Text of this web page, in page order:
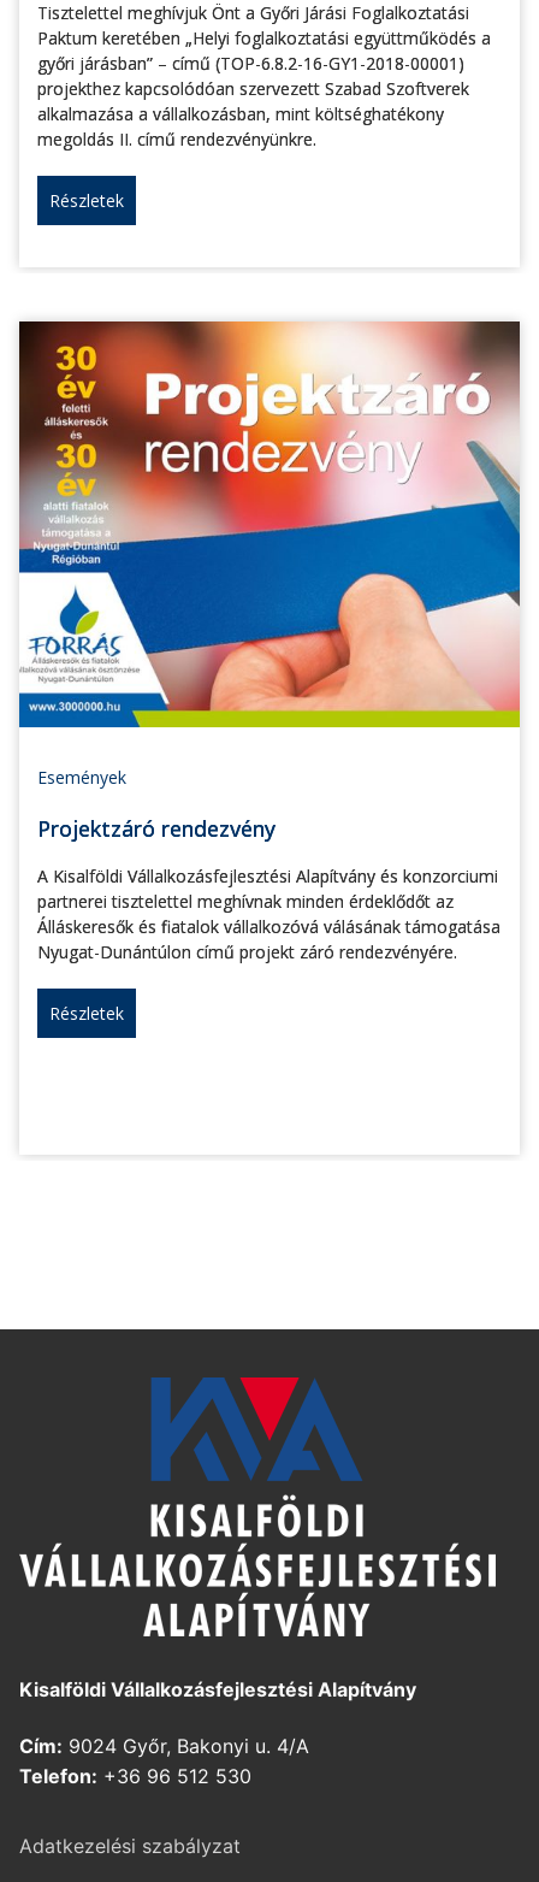
Tisztelettel meghívjuk Önt a Győri Járási Foglalkoztatási
Paktum keretében „Helyi foglalkoztatási együttműködés a
győri járásban” – című (TOP-6.8.2-16-GY1-2018-00001)
projekthez kapcsolódóan szervezett Szabad Szoftverek
alkalmazása a vállalkozásban, mint költséghatékony
megoldás II. című rendezvényünkre.
Részletek
Események
Projektzáró rendezvény
A Kisalföldi Vállalkozásfejlesztési Alapítvány és konzorciumi
partnerei tisztelettel meghívnak minden érdeklődőt az
Álláskeresők és fiatalok vállalkozóvá válásának támogatása
Nyugat-Dunántúlon című projekt záró rendezvényére.
Részletek
Kisalföldi Vállalkozásfejlesztési Alapítvány
Cím: 9024 Győr, Bakonyi u. 4/A
Telefon: +36 96 512 530
Adatkezelési szabályzat